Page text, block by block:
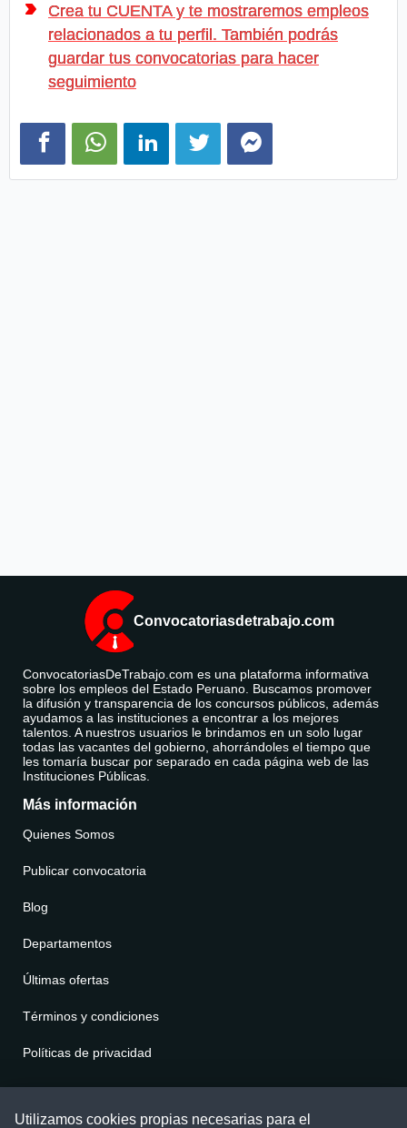
Crea tu CUENTA y te mostraremos empleos
relacionados a tu perfil. También podrás
guardar tus convocatorias para hacer
seguimiento
Convocatoriasdetrabajo.com
ConvocatoriasDeTrabajo.com es una plataforma informativa
sobre los empleos del Estado Peruano. Buscamos promover
la difusión y transparencia de los concursos públicos, además
ayudamos a las instituciones a encontrar a los mejores
talentos. A nuestros usuarios le brindamos en un solo lugar
todas las vacantes del gobierno, ahorrándoles el tiempo que
les tomaría buscar por separado en cada página web de las
Instituciones Públicas.
Más información
Quienes Somos
Publicar convocatoria
Blog
Departamentos
Últimas ofertas
Términos y condiciones
Políticas de privacidad
Utilizamos cookies propias necesarias para el